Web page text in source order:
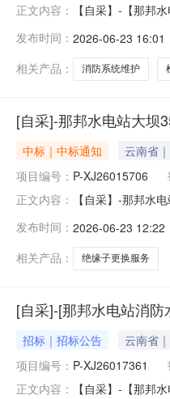
正文内容：
【自采】-【那邦
发布时间： 2026-06-23 16:01
相关产品：
消防系统维护
[自采]-那邦水电站大坝
中标｜中标通知 云南省
项目编号： P-XJ26015706
正文内容：
【自采】-那邦水
发布时间： 2026-06-23 12:22
相关产品：
绝缘子更换服务
[自采]-[那邦水电站消
招标｜招标公告 云南省
项目编号： P-XJ26017361
正文内容：
【自采】-【那邦